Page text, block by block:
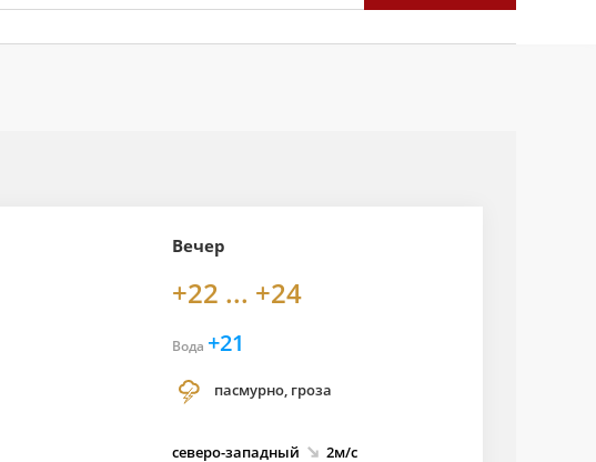
Вечер
+22 ... +24
Вода +21
пасмурно, гроза
северо-западный 2м/с